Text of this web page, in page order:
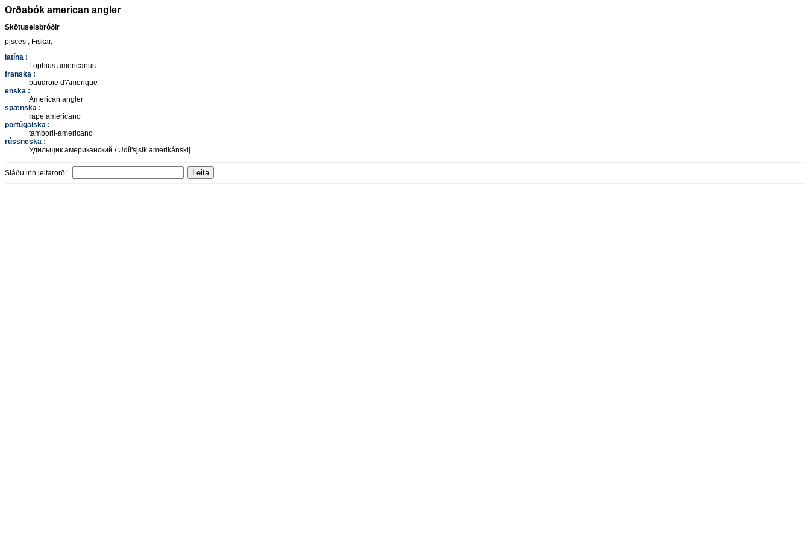
Orðabók american angler
Skötuselsbróðir
pisces , Fiskar,
latína :
Lophius americanus
franska :
baudroie d'Amerique
enska :
American angler
spænska :
rape americano
portúgalska :
tamboril-americano
rússneska :
Удильщик американский / Udíl'sjsik amerikánskij
Sláðu inn leitarorð: